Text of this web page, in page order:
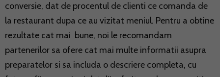
conversie, dat de procentul de clienti ce comanda de
la restaurant dupa ce au vizitat meniul. Pentru a obtine
rezultate cat mai bune, noi le recomandam
partenerilor sa ofere cat mai multe informatii asupra
preparatelor si sa includa o descriere completa, cu